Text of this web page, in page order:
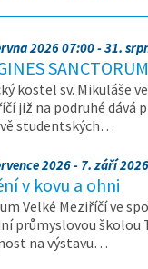
2026 07:00 - 31.
SANCTORUM
kostel sv. Mikuláše
již na podruhé dává
studentských…
2026 - 7. září 2026
v kovu a ohni
Velké Meziříčí ve
průmyslovou školou
na výstavu…